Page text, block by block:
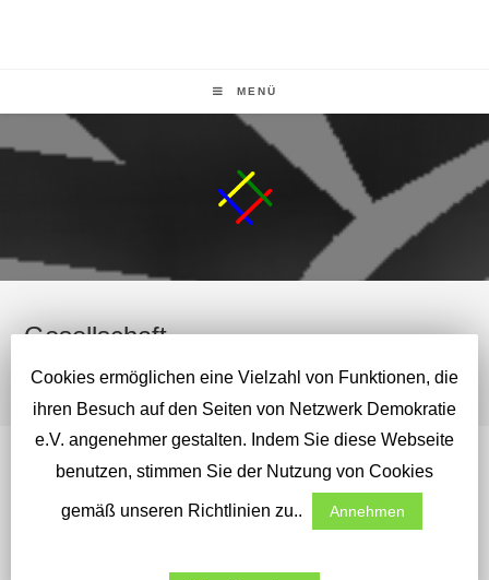
MENÜ
Gesellschaft
> Gesellschaft
Cookies ermöglichen eine Vielzahl von Funktionen, die
ihren Besuch auf den Seiten von Netzwerk Demokratie
e.V. angenehmer gestalten. Indem Sie diese Webseite
benutzen, stimmen Sie der Nutzung von Cookies
gemäß unseren Richtlinien zu.. Annehmen